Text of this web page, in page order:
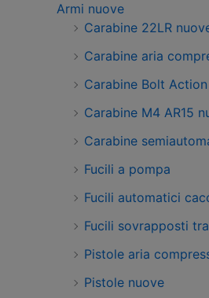
Armi nuove
Carabine 22LR
Carabine aria
Carabine Bolt
Carabine M4 AR15
Carabine
Fucili a pompa
Fucili automatici
Fucili sovrapposti
Pistole aria
Pistole nuove